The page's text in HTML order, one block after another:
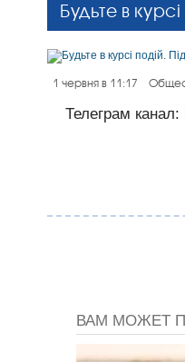
Будьте в
1 червня в 11:17
Телеграм канал: